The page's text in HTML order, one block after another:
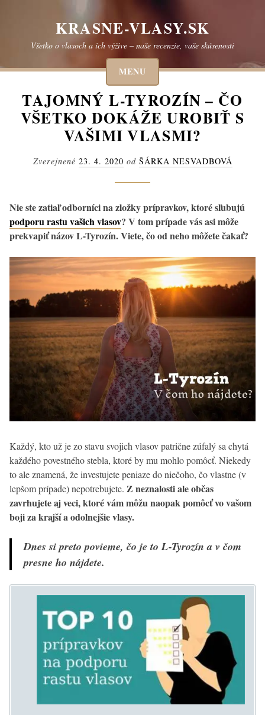
KRASNE-VLASY.SK
Všetko o vlasoch a ich výžive – naše recenzie, vaše skúsenosti
MENU
TAJOMNÝ L-TYROZÍN – ČO
VŠETKO DOKÁŽE UROBIŤ S
VAŠIMI VLASMI?
Zverejnené 23. 4. 2020 od ŠÁRKA NESVADBOVÁ
Nie ste zatiaľ odborníci na zložky prípravkov, ktoré sľubujú
podporu rastu vašich vlasov? V tom prípade vás asi môže
prekvapiť názov L-Tyrozín. Viete, čo od neho môžete čakať?
Každý, kto už je zo stavu svojich vlasov patrične zúfalý sa chytá
každého povestného stebla, ktoré by mu mohlo pomôcť. Niekedy
to ale znamená, že investujete peniaze do niečoho, čo vlastne (v
lepšom prípade) nepotrebujete. Z neznalosti ale občas
zavrhujete aj veci, ktoré vám môžu naopak pomôcť vo vašom
boji za krajší a odolnejšie vlasy.
Dnes si preto povieme, čo je to L-Tyrozín a v čom
presne ho nájdete.